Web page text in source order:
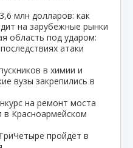
млн долларов: как
на зарубежные рынки
область под ударом:
атаки
в химии и
вузы закрепились в
на ремонт моста
в Красноармейском
пройдёт в